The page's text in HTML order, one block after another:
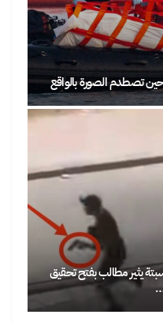
تصطدم الصورة بالواقع
يثير مطالب بفتح تحقيق